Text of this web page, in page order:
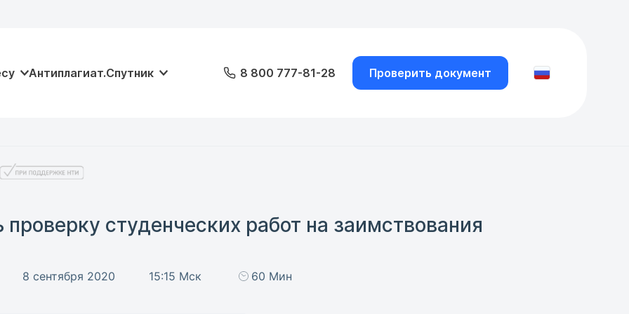
Антиплагиат.Спутник 8 800 777-81-28 Проверить документ
проверку студенческих работ на заимствования
8 сентября 2020 15:15 Мск 60 Мин